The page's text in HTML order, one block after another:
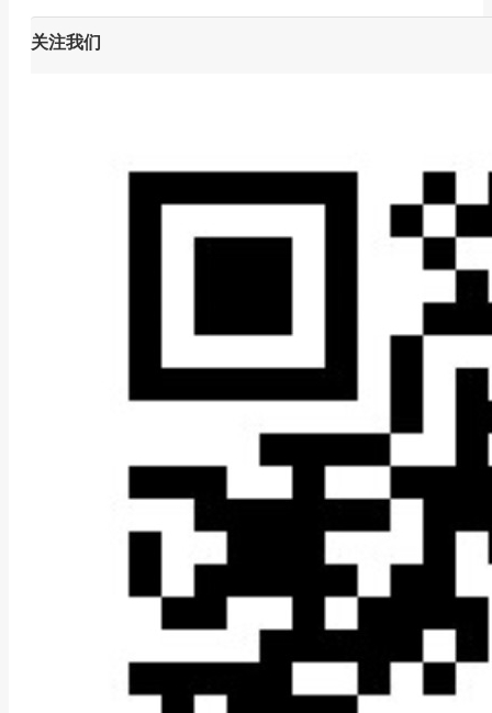
关注我们